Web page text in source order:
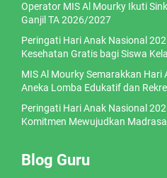
Operator MIS Al Mourky Ikuti
Ganjil TA 2026/2027
Peringati Hari Anak Nasional
Kesehatan Gratis bagi Siswa
MIS Al Mourky Semarakkan
Aneka Lomba Edukatif dan
Peringati Hari Anak Nasional
Komitmen Mewujudkan
Blog Guru